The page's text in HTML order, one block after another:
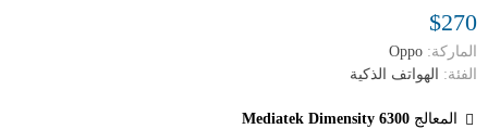
$270
الماركة: Oppo
الفئة:
الهواتف الذكية
المعالج Mediatek Dimensity 6300